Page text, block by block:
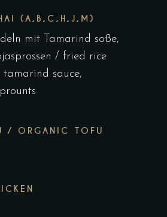
(A,B,C,H,J,M)
mit Tamarind soße,
/ fried rice
sauce,
/ ORGANIC TOFU